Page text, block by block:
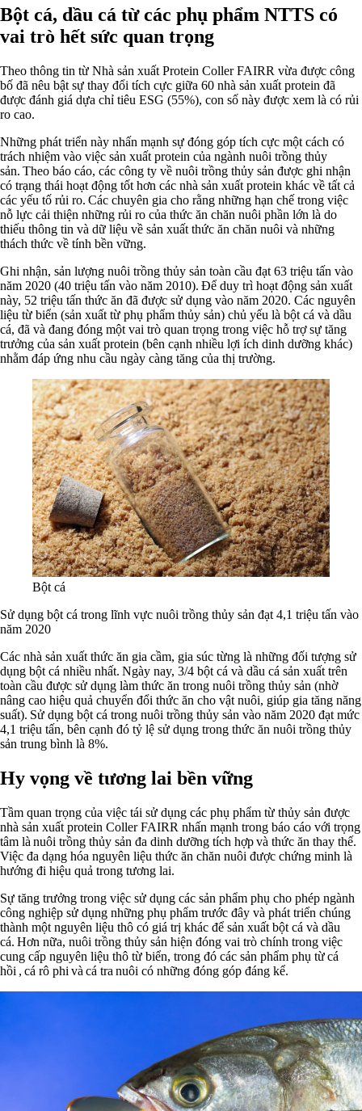
Bột cá, dầu cá từ các phụ phẩm NTTS có
vai trò hết sức quan trọng
Theo thông tin từ Nhà sản xuất Protein Coller FAIRR vừa được công
bố đã nêu bật sự thay đổi tích cực giữa 60 nhà sản xuất protein đã
được đánh giá dựa chỉ tiêu ESG (55%), con số này được xem là có rủi
ro cao.
Những phát triển này nhấn mạnh sự đóng góp tích cực một cách có
trách nhiệm vào việc sản xuất protein của ngành nuôi trồng thủy
sản. Theo báo cáo, các công ty về nuôi trồng thủy sản được ghi nhận
có trạng thái hoạt động tốt hơn các nhà sản xuất protein khác về tất cả
các yếu tố rủi ro. Các chuyên gia cho rằng những hạn chế trong việc
nỗ lực cải thiện những rủi ro của thức ăn chăn nuôi phần lớn là do
thiếu thông tin và dữ liệu về sản xuất thức ăn chăn nuôi và những
thách thức về tính bền vững.
Ghi nhận, sản lượng nuôi trồng thủy sản toàn cầu đạt 63 triệu tấn vào
năm 2020 (40 triệu tấn vào năm 2010). Để duy trì hoạt động sản xuất
này, 52 triệu tấn thức ăn đã được sử dụng vào năm 2020. Các nguyên
liệu từ biển (sản xuất từ phụ phẩm thủy sản) chủ yếu là bột cá và dầu
cá, đã và đang đóng một vai trò quan trọng trong việc hỗ trợ sự tăng
trưởng của sản xuất protein (bên cạnh nhiều lợi ích dinh dưỡng khác)
nhằm đáp ứng nhu cầu ngày càng tăng của thị trường.
Bột cá
Sử dụng bột cá trong lĩnh vực nuôi trồng thủy sản đạt 4,1 triệu tấn vào
năm 2020
Các nhà sản xuất thức ăn gia cầm, gia súc từng là những đối tượng sử
dụng bột cá nhiều nhất. Ngày nay, 3/4 bột cá và dầu cá sản xuất trên
toàn cầu được sử dụng làm thức ăn trong nuôi trồng thủy sản (nhờ
nâng cao hiệu quả chuyển đổi thức ăn cho vật nuôi, giúp gia tăng năng
suất). Sử dụng bột cá trong nuôi trồng thủy sản vào năm 2020 đạt mức
4,1 triệu tấn, bên cạnh đó tỷ lệ sử dụng trong thức ăn nuôi trồng thủy
sản trung bình là 8%.
Hy vọng về tương lai bền vững
Tầm quan trọng của việc tái sử dụng các phụ phẩm từ thủy sản được
nhà sản xuất protein Coller FAIRR nhấn mạnh trong báo cáo với trọng
tâm là nuôi trồng thủy sản đa dinh dưỡng tích hợp và thức ăn thay thế.
Việc đa dạng hóa nguyên liệu thức ăn chăn nuôi được chứng minh là
hướng đi hiệu quả trong tương lai.
Sự tăng trưởng trong việc sử dụng các sản phẩm phụ cho phép ngành
công nghiệp sử dụng những phụ phẩm trước đây và phát triển chúng
thành một nguyên liệu thô có giá trị khác để sản xuất bột cá và dầu
cá. Hơn nữa, nuôi trồng thủy sản hiện đóng vai trò chính trong việc
cung cấp nguyên liệu thô từ biển, trong đó các sản phẩm phụ từ cá
hồi , cá rô phi và cá tra nuôi có những đóng góp đáng kể.